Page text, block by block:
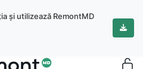
și utilizează RemontMD